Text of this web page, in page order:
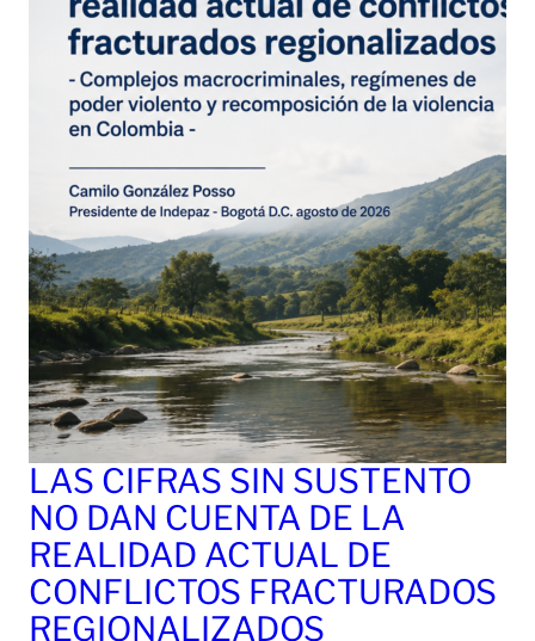
LAS CIFRAS SIN SUSTENTO
NO DAN CUENTA DE LA
REALIDAD ACTUAL DE
CONFLICTOS FRACTURADOS
REGIONALIZADOS